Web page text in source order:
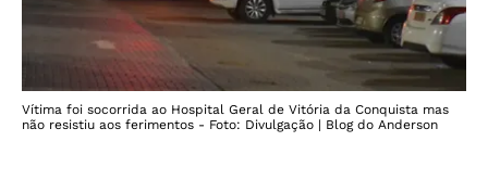
Vítima foi socorrida ao Hospital Geral de Vitória da Conquista mas
não resistiu aos ferimentos - Foto: Divulgação | Blog do Anderson